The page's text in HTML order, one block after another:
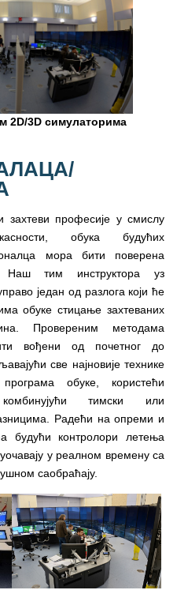
2D/3D симулаторима
захтеви професије у смислу
обука будућих
мора бити поверена
Наш тим инструктора уз
један од разлога који ће
обуке стицање захтеваних
Провереним методама
вођени од почетног до
све најновије технике
обуке, користећи
тимски или
Радећи на опреми и
будући контролори летења
у реалном времену са
саобраћају.